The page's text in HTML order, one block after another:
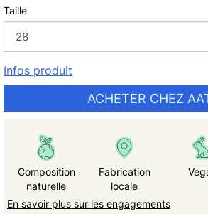
Taille
Infos produit
ACHETER CHEZ
Composition
naturelle
Fabrication
locale
En savoir plus sur les engagements